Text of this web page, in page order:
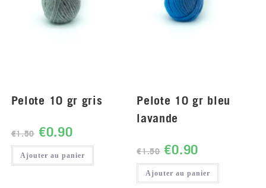
Pelote 10 gr gris
€1.50 €0.90
Ajouter au panier
Pelote 10 gr bleu
lavande
€1.50 €0.90
Ajouter au panier